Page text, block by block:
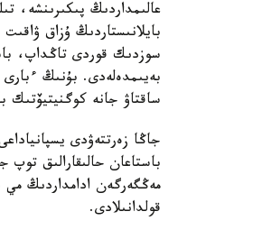
عالىمداردىڭ پىكىرىنشە،
بايلانىستاردىڭ ۇزاق
سوزدىك قوردى تاڭداپ،
بەيىمدەلەدى. بۇنىڭ
ساقتاۋ جانە كوگنيتيۆتىك
جاڭا زەرتتەۋدى
مەڭگەرگەن ادامداردىڭ مي
قولدانىلادى.